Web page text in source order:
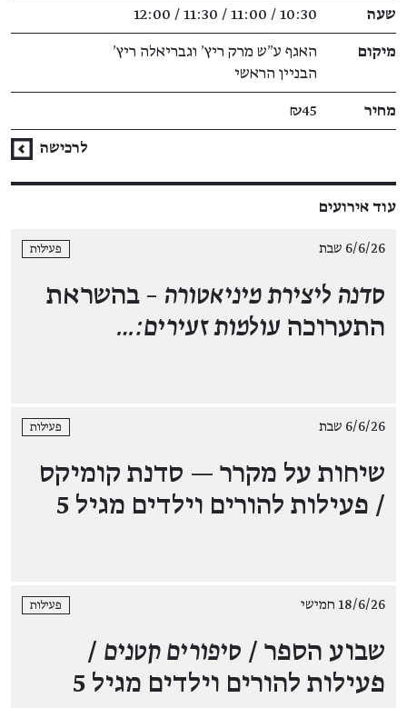
שעה 10:30 / 11:00 / 11:30 / 12:00
מיקום
האגף ע״ש מרק ריץ׳ וגבריאלה ריץ׳
הבניין הראשי
מחיר ₪45
לרכישה
עוד אירועים
6/6/26 שבת פעילות
סדנה ליצירת מיניאטורה – בהשראת
התערוכה עולמות זעירים:…
6/6/26 שבת פעילות
שיחות על מקרר — סדנת קומיקס
/ פעילות להורים וילדים מגיל 5
18/6/26 חמישי פעילות
שבוע הספר / סיפורים קטנים /
פעילות להורים וילדים מגיל 5